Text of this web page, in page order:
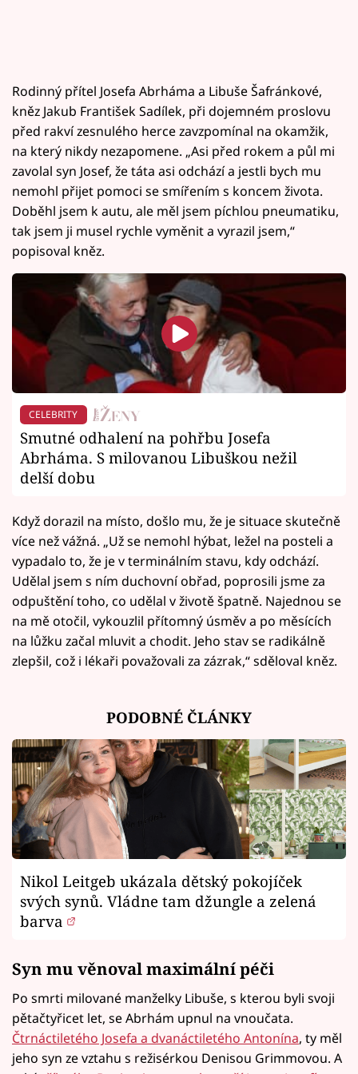
Rodinný přítel Josefa Abrháma a Libuše Šafránkové,
kněz Jakub František Sadílek, při dojemném proslovu
před rakví zesnulého herce zavzpomínal na okamžik,
na který nikdy nezapomene. „Asi před rokem a půl mi
zavolal syn Josef, že táta asi odchází a jestli bych mu
nemohl přijet pomoci se smířením s koncem života.
Doběhl jsem k autu, ale měl jsem píchlou pneumatiku,
tak jsem ji musel rychle vyměnit a vyrazil jsem,“
popisoval kněz.
CELEBRITY
Smutné odhalení na pohřbu Josefa
Abrháma. S milovanou Libuškou nežil
delší dobu
Když dorazil na místo, došlo mu, že je situace skutečně
více než vážná. „Už se nemohl hýbat, ležel na posteli a
vypadalo to, že je v terminálním stavu, kdy odchází.
Udělal jsem s ním duchovní obřad, poprosili jsme za
odpuštění toho, co udělal v životě špatně. Najednou se
na mě otočil, vykouzlil přítomný úsměv a po měsících
na lůžku začal mluvit a chodit. Jeho stav se radikálně
zlepšil, což i lékaři považovali za zázrak,“ sděloval kněz.
PODOBNÉ ČLÁNKY
Nikol Leitgeb ukázala dětský pokojíček
svých synů. Vládne tam džungle a zelená
barva
Syn mu věnoval maximální péči
Po smrti milované manželky Libuše, s kterou byli svoji
pětačtyřicet let, se Abrhám upnul na vnoučata.
Čtrnáctiletého Josefa a dvanáctiletého Antonína, ty měl
jeho syn ze vztahu s režisérkou Denisou Grimmovou. A